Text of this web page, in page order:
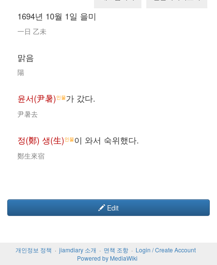
1694년 10월 1일 을미
一日 乙未
맑음
陽
윤서(尹暑)인물가 갔다.
尹暑去
정(鄭) 생(生)인물이 와서 숙위했다.
鄭生來宿
Edit
개인정보 정책 jiamdiary 소개 면책 조항
Login / Create Account
Powered by MediaWiki